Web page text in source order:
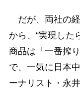
だが、両社の
から、“実現した
商品は「一番搾
で、一気に日本
ーナリスト・永